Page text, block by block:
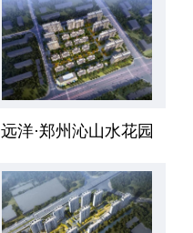
远洋·郑州沁山水花园